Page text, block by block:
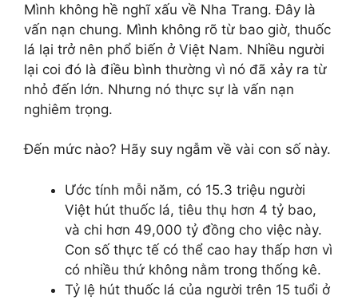
Mình không hề nghĩ xấu về Nha Trang. Đây là
vấn nạn chung. Mình không rõ từ bao giờ, thuốc
lá lại trở nên phổ biến ở Việt Nam. Nhiều người
lại coi đó là điều bình thường vì nó đã xảy ra từ
nhỏ đến lớn. Nhưng nó thực sự là vấn nạn
nghiêm trọng.
Đến mức nào? Hãy suy ngẫm về vài con số này.
Ước tính mỗi năm, có 15.3 triệu người
Việt hút thuốc lá, tiêu thụ hơn 4 tỷ bao,
và chi hơn 49,000 tỷ đồng cho việc này.
Con số thực tế có thể cao hay thấp hơn vì
có nhiều thứ không nằm trong thống kê.
Tỷ lệ hút thuốc lá của người trên 15 tuổi ở